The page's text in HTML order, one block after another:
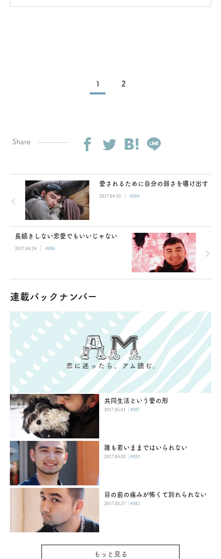
1 2
Share
愛されるために自分の弱さを曝け出す
2017.04.10 | #084
長続きしない恋愛でもいいじゃない
2017.04.24 | #086
連載バックナンバー
共同生活という愛の形
2017.05.01 |#087
誰も若いままではいられない
2017.04.03 |#083
目の前の痛みが怖くて別れられない
2017.03.27 |#082
もっと見る